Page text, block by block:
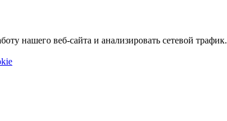
нашего веб-сайта и анализировать сетевой трафик.